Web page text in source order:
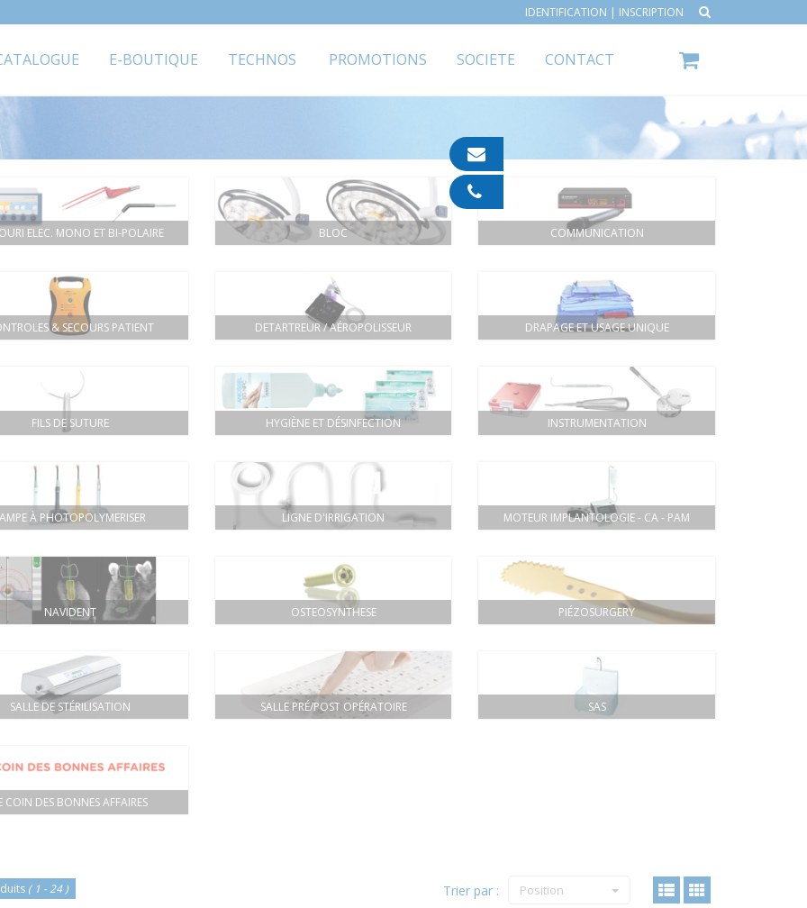
IDENTIFICATION | INSCRIPTION
E-BOUTIQUE TECHNOS PROMOTIONS SOCIETE CONTACT
ELEC. MONO ET BI-POLAIRE BLOC COMMUNICATION
& SECOURS PATIENT DETARTREUR / AÉROPOLISSEUR DRAPAGE ET USAGE UNIQUE
FILS DE SUTURE HYGIÈNE ET DÉSINFECTION INSTRUMENTATION
À PHOTOPOLYMERISER LIGNE D'IRRIGATION MOTEUR IMPLANTOLOGIE - CA - PAM
NAVIDENT OSTEOSYNTHESE PIÉZOSURGERY
SALLE DE STÉRILISATION SALLE PRÉ/POST OPÉRATOIRE SAS
COIN DES BONNES AFFAIRES
( 1 - 24 ) Trier par : Position
pharma.com
91
05